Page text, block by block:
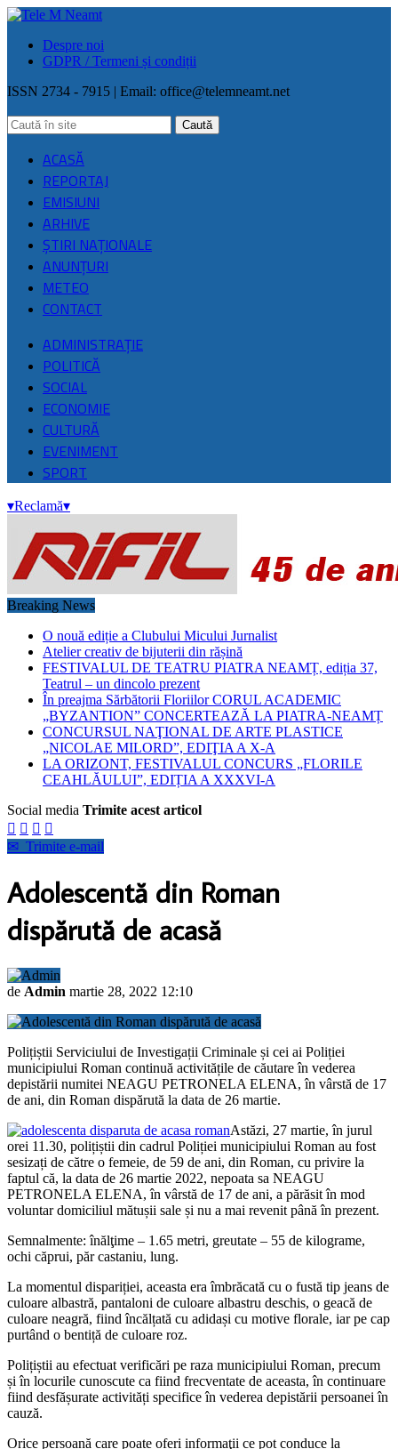
Despre noi
GDPR / Termeni și condiții
ISSN 2734 - 7915 | Email: office@telemneamt.net
ACASĂ
REPORTAJ
EMISIUNI
ARHIVE
ŞTIRI NAŢIONALE
ANUNȚURI
METEO
CONTACT
ADMINISTRAȚIE
POLITICĂ
SOCIAL
ECONOMIE
CULTURĂ
EVENIMENT
SPORT
▾Reclamă▾
Breaking News
O nouă ediție a Clubului Micului Jurnalist
Atelier creativ de bijuterii din rășină
FESTIVALUL DE TEATRU PIATRA NEAMȚ, ediția 37,
Teatrul – un dincolo prezent
În preajma Sărbătorii Floriilor CORUL ACADEMIC
„BYZANTION” CONCERTEAZĂ LA PIATRA-NEAMȚ
CONCURSUL NAŢIONAL DE ARTE PLASTICE
„NICOLAE MILORD”, EDIŢIA A X-A
LA ORIZONT, FESTIVALUL CONCURS „FLORILE
CEAHLĂULUI”, EDIȚIA A XXXVI-A
Social media Trimite acest articol
   
✉ Trimite e-mail
Adolescentă din Roman
dispărută de acasă
de Admin martie 28, 2022 12:10
Polițiștii Serviciului de Investigații Criminale și cei ai Poliției
municipiului Roman continuă activitățile de căutare în vederea
depistării numitei NEAGU PETRONELA ELENA, în vârstă de 17
de ani, din Roman dispărută la data de 26 martie.
Astăzi, 27 martie, în jurul
orei 11.30, polițiștii din cadrul Poliției municipiului Roman au fost
sesizați de către o femeie, de 59 de ani, din Roman, cu privire la
faptul că, la data de 26 martie 2022, nepoata sa NEAGU
PETRONELA ELENA, în vârstă de 17 de ani, a părăsit în mod
voluntar domiciliul mătușii sale și nu a mai revenit până în prezent.
Semnalmente: înălţime – 1.65 metri, greutate – 55 de kilograme,
ochi căprui, păr castaniu, lung.
La momentul dispariției, aceasta era îmbrăcată cu o fustă tip jeans de
culoare albastră, pantaloni de culoare albastru deschis, o geacă de
culoare neagră, fiind încălțată cu adidași cu motive florale, iar pe cap
purtând o bentiță de culoare roz.
Polițiștii au efectuat verificări pe raza municipiului Roman, precum
și în locurile cunoscute ca fiind frecventate de aceasta, în continuare
fiind desfășurate activități specifice în vederea depistării persoanei în
cauză.
Orice persoană care poate oferi informaţii ce pot conduce la